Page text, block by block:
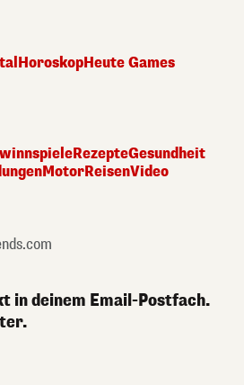
HoroskopHeute Games
RezepteGesundheit
MotorReisenVideo
in deinem Email-Postfach.